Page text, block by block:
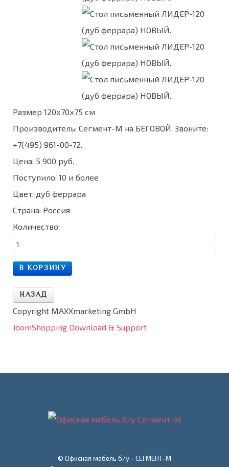
Размер 120х70х75 см
Производитель: Сегмент-М на БЕГОВОЙ. Звоните:
+7(495) 961-00-72.
Цена: 5 900 руб.
Поступило: 10 и более
Цвет: дуб феррара
Страна: Россия
Количество:
Copyright MAXXmarketing GmbH
JoomShopping Download & Support
© Офисная мебель б/у - СЕГМЕНТ-М